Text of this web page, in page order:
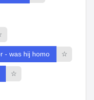
- was hij homo ☆
☆